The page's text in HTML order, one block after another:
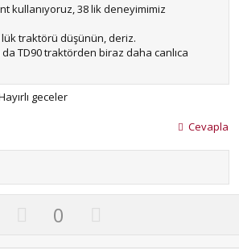
kullanıyoruz, 38 lik deneyimimiz
lük traktörü düşünün, deriz.
da TD90 traktörden biraz daha canlıca
geceler
Cevapla
0